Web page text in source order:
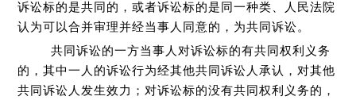
诉讼标的是共同的，或者诉讼标的是同一种类、人民法院
认为可以合并审理并经当事人同意的，为共同诉讼。
共同诉讼的一方当事人对诉讼标的有共同权利义务
的，其中一人的诉讼行为经其他共同诉讼人承认，对其他
共同诉讼人发生效力；对诉讼标的没有共同权利义务的，